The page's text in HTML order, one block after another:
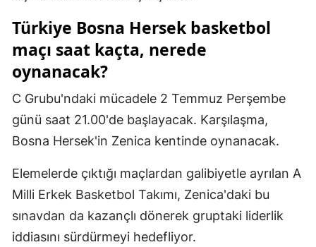
Bartın
Ardahan
Yalova
Karabük
Kilis
Osmaniye
Düzce
Türkiye Bosna Hersek basketbol
maçı saat kaçta, nerede
oynanacak?
C Grubu'ndaki mücadele 2 Temmuz Perşembe
günü saat 21.00'de başlayacak. Karşılaşma,
Bosna Hersek'in Zenica kentinde oynanacak.
Elemelerde çıktığı maçlardan galibiyetle ayrılan A
Milli Erkek Basketbol Takımı, Zenica'daki bu
sınavdan da kazançlı dönerek gruptaki liderlik
iddiasını sürdürmeyi hedefliyor.